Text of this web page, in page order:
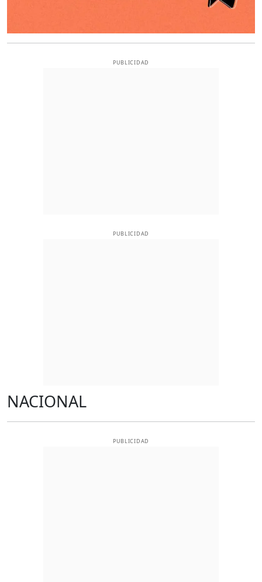
PUBLICIDAD
PUBLICIDAD
NACIONAL
PUBLICIDAD